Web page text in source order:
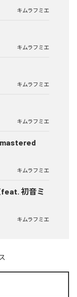
キムラフミエ
キムラフミエ
キムラフミエ
キムラフミエ
キムラフミエ
初音ミ
キムラフミエ